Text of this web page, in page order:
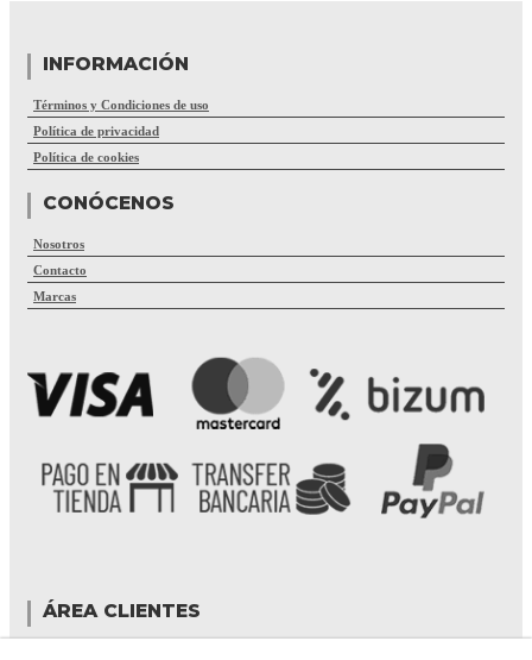
INFORMACIÓN
Términos y Condiciones de uso
Política de privacidad
Política de cookies
CONÓCENOS
Nosotros
Contacto
Marcas
ÁREA CLIENTES